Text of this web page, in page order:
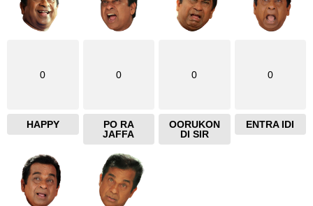
0
HAPPY
0
PO RA
JAFFA
0
OORUKON
DI SIR
0
ENTRA IDI